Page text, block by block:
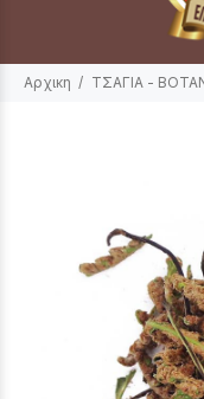
Αρχικη ΤΣΑΓΙΑ -